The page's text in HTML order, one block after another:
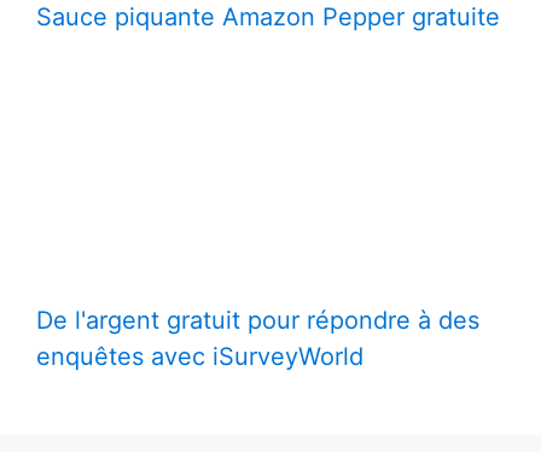
Sauce piquante Amazon Pepper gratuite
De l'argent gratuit pour répondre à des
enquêtes avec iSurveyWorld